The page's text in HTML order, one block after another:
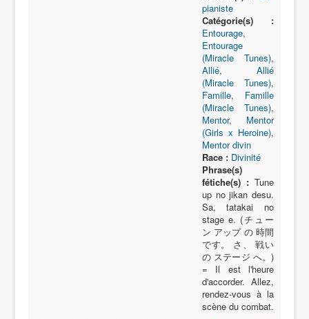
pianiste
Catégorie(s) :
Entourage,
Entourage
(Miracle Tunes),
Allié, Allié
(Miracle Tunes),
Famille, Famille
(Miracle Tunes),
Mentor, Mentor
(Girls x Heroine),
Mentor divin
Race : Divinité
Phrase(s)
fétiche(s) :Tune
up no jikan desu.
Sa, tatakai no
stage e. (チュー
ン アップ の 時間
です。 さ、 戦い
の ステージ へ。)
= Il est l'heure
d'accorder. Allez,
rendez-vous à la
scène du combat.